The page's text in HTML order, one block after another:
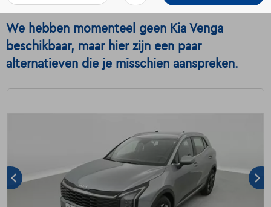
We hebben momenteel geen Kia Venga
beschikbaar, maar hier zijn een paar
alternatieven die je misschien aanspreken.